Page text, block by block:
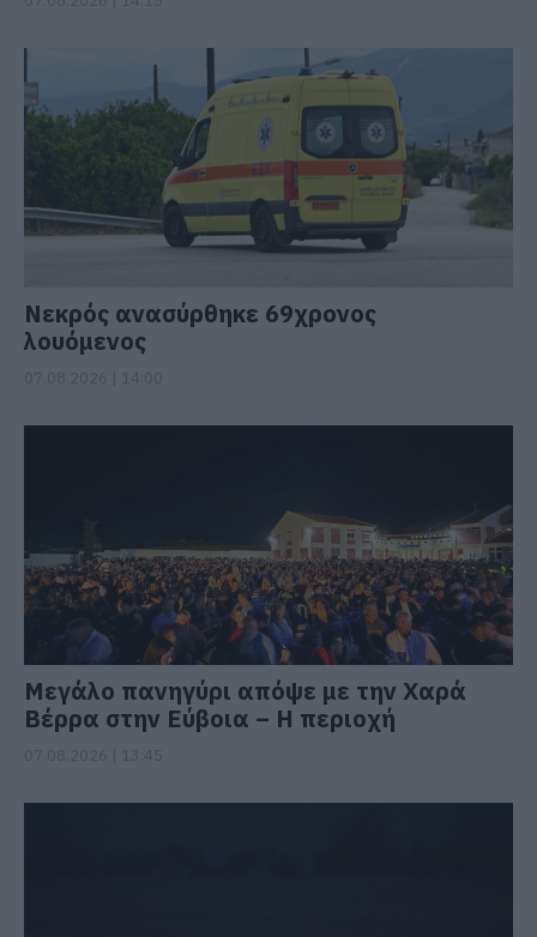
Νεκρός ανασύρθηκε 69χρονος
λουόμενος
Μεγάλο πανηγύρι απόψε με την Χαρά
Βέρρα στην Εύβοια – Η περιοχή